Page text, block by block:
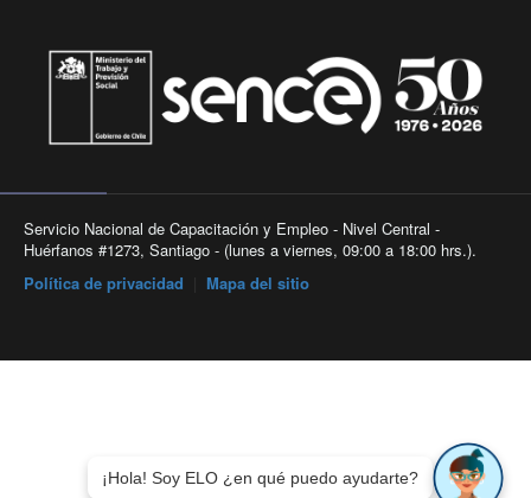
Servicio Nacional de Capacitación y Empleo - Nivel Central -
Huérfanos #1273, Santiago - (lunes a viernes, 09:00 a 18:00 hrs.).
Política de privacidad
Mapa del sitio
¡Hola! Soy ELO ¿en qué puedo ayudarte?